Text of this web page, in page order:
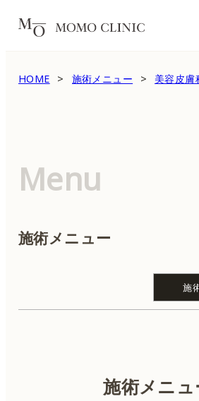
HOME 施術メニュー 美容皮膚
Menu
施術メニュー
施
施術メニュ